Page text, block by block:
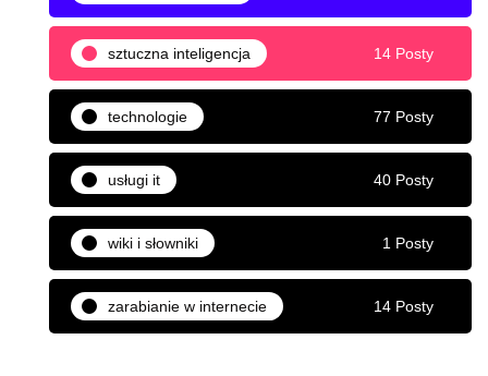
sztuczna inteligencja 14 Posty
technologie 77 Posty
usługi it 40 Posty
wiki i słowniki 1 Posty
zarabianie w internecie 14 Posty